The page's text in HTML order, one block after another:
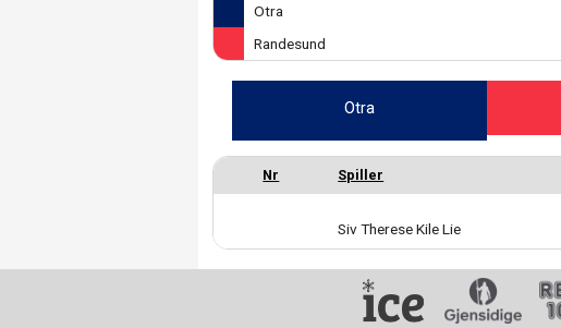
Otra
Randesund
Otra
Siv Therese Kile Lie